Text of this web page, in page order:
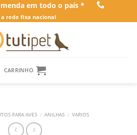
em todo o país *
rede fixa nacional
CARRINHO
PARA AVES / ANILHAS / VARIOS